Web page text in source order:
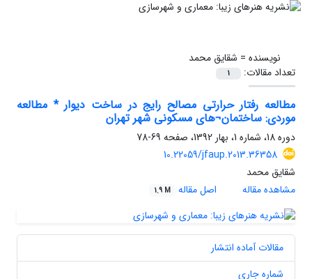
نویسنده = شقایق محمد
تعداد مقالات:
1
مطالعه رفتار حرارتی مصالح رایج در ساخت دیوار * مطالعه
موردی: ساختمان¬های مسکونی شهر تهران
دوره 18، شماره 1، بهار 1392، صفحه
69-78
10.22059/jfaup.2013.36358
شقایق محمد
مشاهده مقاله
اصل مقاله 1.9 M
مقالات آماده انتشار
شماره جاری